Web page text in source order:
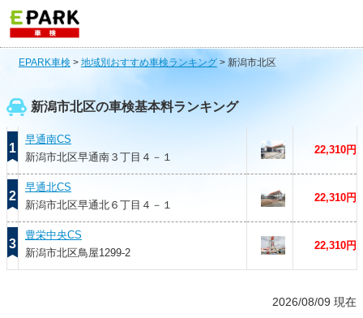
EPARK車検 > 地域別おすすめ車検ランキング> 新潟市北区
新潟市北区の車検基本料ランキング
1
早通南CS
新潟市北区早通南３丁目４－１
22,310円
2
早通北CS
新潟市北区早通北６丁目４－１
22,310円
3
豊栄中央CS
新潟市北区鳥屋1299-2
22,310円
2026/08/09 現在